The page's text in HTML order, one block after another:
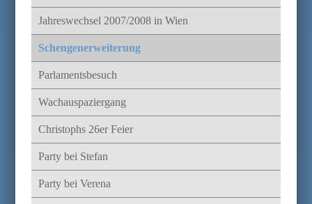
Jahreswechsel 2007/2008 in Wien
Schengenerweiterung
Parlamentsbesuch
Wachauspaziergang
Christophs 26er Feier
Party bei Stefan
Party bei Verena